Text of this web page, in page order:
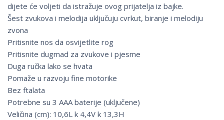
dijete će voljeti da istražuje ovog prijatelja iz bajke.
Šest zvukova i melodija uključuju cvrkut, biranje i melodiju
zvona
Pritisnite nos da osvijetlite rog
Pritisnite dugmad za zvukove i pjesme
Duga ručka lako se hvata
Pomaže u razvoju fine motorike
Bez ftalata
Potrebne su 3 AAA baterije (uključene)
Veličina (cm): 10,6L k 4,4V k 13,3H